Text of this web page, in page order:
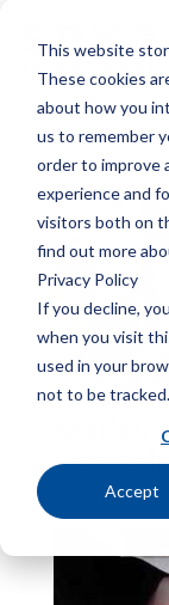
This website
These cookies
about how you
us to remember
order to improve
experience and
visitors both on
find out more
Privacy Policy
If you decline,
when you visit
used in your
not to be tracked.
Accept